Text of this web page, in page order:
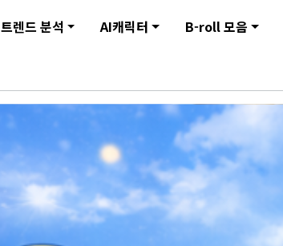
트렌드 분석 AI캐릭터 B-roll 모음